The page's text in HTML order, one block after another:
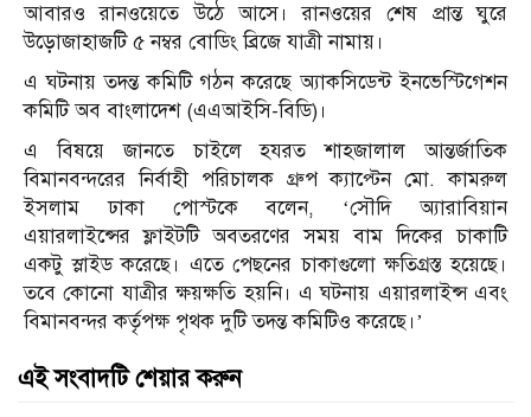
আবারও রানওয়েতে উঠে আসে। রানওয়ের শেষ প্রান্ত ঘুরে
উড়োজাহাজটি ৫ নম্বর বোডিং ব্রিজে যাত্রী নামায়।
এ ঘটনায় তদন্ত কমিটি গঠন করেছে অ্যাকসিডেন্ট ইনভেস্টিগেশন
কমিটি অব বাংলাদেশ (এএআইসি-বিডি)।
এ বিষয়ে জানতে চাইলে হযরত শাহজালাল আন্তর্জাতিক
বিমানবন্দরের নির্বাহী পরিচালক গ্রুপ ক্যাপ্টেন মো. কামরুল
ইসলাম ঢাকা পোস্টকে বলেন, ‘সৌদি অ্যারাবিয়ান
এয়ারলাইন্সের ফ্লাইটটি অবতরণের সময় বাম দিকের চাকাটি
একটু স্লাইড করেছে। এতে পেছনের চাকাগুলো ক্ষতিগ্রস্ত হয়েছে।
তবে কোনো যাত্রীর ক্ষয়ক্ষতি হয়নি। এ ঘটনায় এয়ারলাইন্স এবং
বিমানবন্দর কর্তৃপক্ষ পৃথক দুটি তদন্ত কমিটিও করেছে।’
এই সংবাদটি শেয়ার করুন